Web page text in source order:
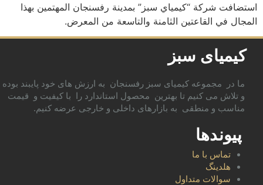
استضافت شركة “كيمياي سبز” بمدينة رفسنجان المهتمين بهذا
المجال في القاعتين الثامنة والتاسعة من المعرض.
کیمیای سبز
ما در مجموعه کیمیای سبز رفسنجان به ارزش های خود پایبند بوده
و تلاش می کنیم تا بهترین محصول استاندارد را با کیفیت و قیمت
مناسب و منطقی به بازارهای داخلی و خارجی عرضه کنیم.
پیوندها
تماس با ما
هلدینگ
سوالات متداول